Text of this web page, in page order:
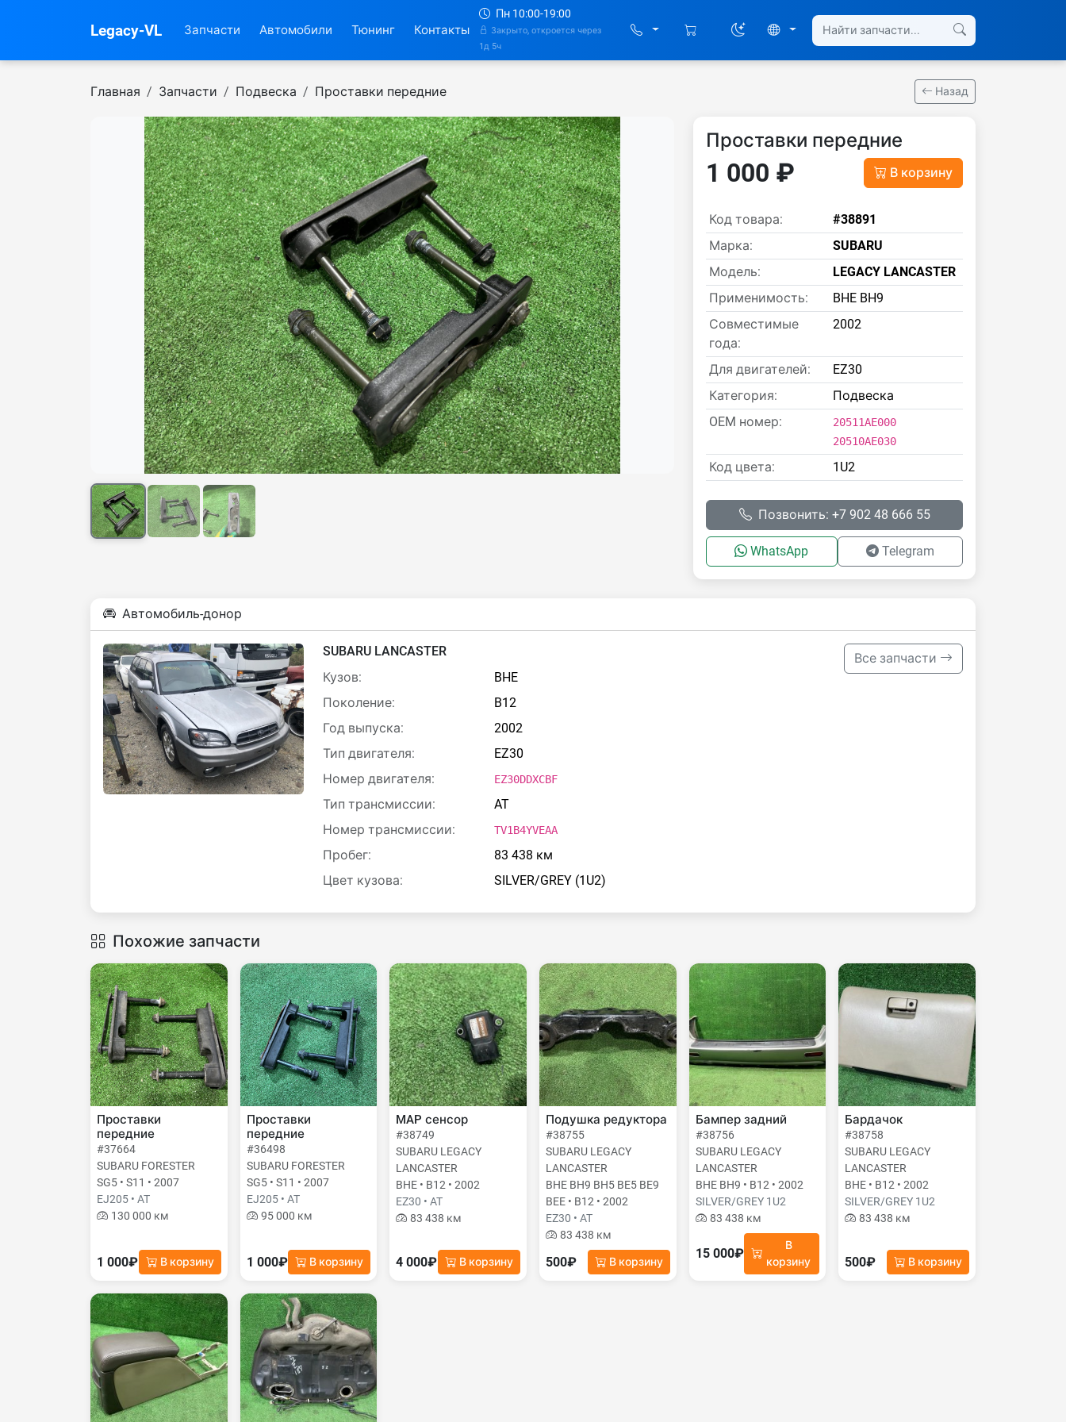
Legacy-VL Запчасти Автомобили Тюнинг Контакты
Пн 10:00-19:00
Закрыто, откроется через
1д 5ч
Главная Запчасти Подвеска Проставки передние Назад
Проставки передние
1 000 ₽ В корзину
Код товара:
#38891
Марка:
SUBARU
Модель:
LEGACY LANCASTER
Применимость:
BHE BH9
Совместимые
года:
2002
Для двигателей:
EZ30
Категория:
Подвеска
OEM номер:
20511AE000
20510AE030
Код цвета: 1U2
Позвонить: +7 902 48 666 55
WhatsApp Telegram
Автомобиль-донор
SUBARU LANCASTER
Кузов:
BHE
Поколение:
B12
Год выпуска:
2002
Тип двигателя:
EZ30
Номер двигателя:
EZ30DDXCBF
Тип трансмиссии:
AT
Номер трансмиссии:
TV1B4YVEAA
Пробег:
83 438 км
Цвет кузова:
SILVER/GREY (1U2)
Все запчасти
Похожие запчасти
Проставки
передние
#37664
SUBARU FORESTER
SG5 • S11 • 2007
EJ205 • AT
130 000 км
1 000₽ В корзину
Проставки
передние
#36498
SUBARU FORESTER
SG5 • S11 • 2007
EJ205 • AT
95 000 км
1 000₽ В корзину
MAP сенсор
#38749
SUBARU LEGACY
LANCASTER
BHE • B12 • 2002
EZ30 • AT
83 438 км
4 000₽ В корзину
Подушка редуктора
#38755
SUBARU LEGACY
LANCASTER
BHE BH9 BH5 BE5 BE9
BEE • B12 • 2002
EZ30 • AT
83 438 км
500₽ В корзину
Бампер задний
#38756
SUBARU LEGACY
LANCASTER
BHE BH9 • B12 • 2002
SILVER/GREY 1U2
83 438 км
15 000₽
В
корзину
Бардачок
#38758
SUBARU LEGACY
LANCASTER
BHE • B12 • 2002
SILVER/GREY 1U2
83 438 км
500₽ В корзину